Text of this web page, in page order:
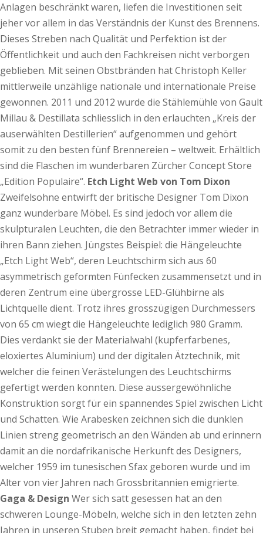
Anlagen beschränkt waren, liefen die Investitionen seit
jeher vor allem in das Verständnis der Kunst des Brennens.
Dieses Streben nach Qualität und Perfektion ist der
Öffentlichkeit und auch den Fachkreisen nicht verborgen
geblieben. Mit seinen Obstbränden hat Christoph Keller
mittlerweile unzählige nationale und internationale Preise
gewonnen. 2011 und 2012 wurde die Stählemühle von Gault
Millau & Destillata schliesslich in den erlauchten „Kreis der
auserwählten Destillerien“ aufgenommen und gehört
somit zu den besten fünf Brennereien – weltweit. Erhältlich
sind die Flaschen im wunderbaren Zürcher Concept Store
„Edition Populaire“. Etch Light Web von Tom Dixon
Zweifelsohne entwirft der britische Designer Tom Dixon
ganz wunderbare Möbel. Es sind jedoch vor allem die
skulpturalen Leuchten, die den Betrachter immer wieder in
ihren Bann ziehen. Jüngstes Beispiel: die Hängeleuchte
„Etch Light Web“, deren Leuchtschirm sich aus 60
asymmetrisch geformten Fünfecken zusammensetzt und in
deren Zentrum eine übergrosse LED-Glühbirne als
Lichtquelle dient. Trotz ihres grosszügigen Durchmessers
von 65 cm wiegt die Hängeleuchte lediglich 980 Gramm.
Dies verdankt sie der Materialwahl (kupferfarbenes,
eloxiertes Aluminium) und der digitalen Ätztechnik, mit
welcher die feinen Verästelungen des Leuchtschirms
gefertigt werden konnten. Diese aussergewöhnliche
Konstruktion sorgt für ein spannendes Spiel zwischen Licht
und Schatten. Wie Arabesken zeichnen sich die dunklen
Linien streng geometrisch an den Wänden ab und erinnern
damit an die nordafrikanische Herkunft des Designers,
welcher 1959 im tunesischen Sfax geboren wurde und im
Alter von vier Jahren nach Grossbritannien emigrierte.
Gaga & Design Wer sich satt gesessen hat an den
schweren Lounge-Möbeln, welche sich in den letzten zehn
Jahren in unseren Stuben breit gemacht haben, findet bei